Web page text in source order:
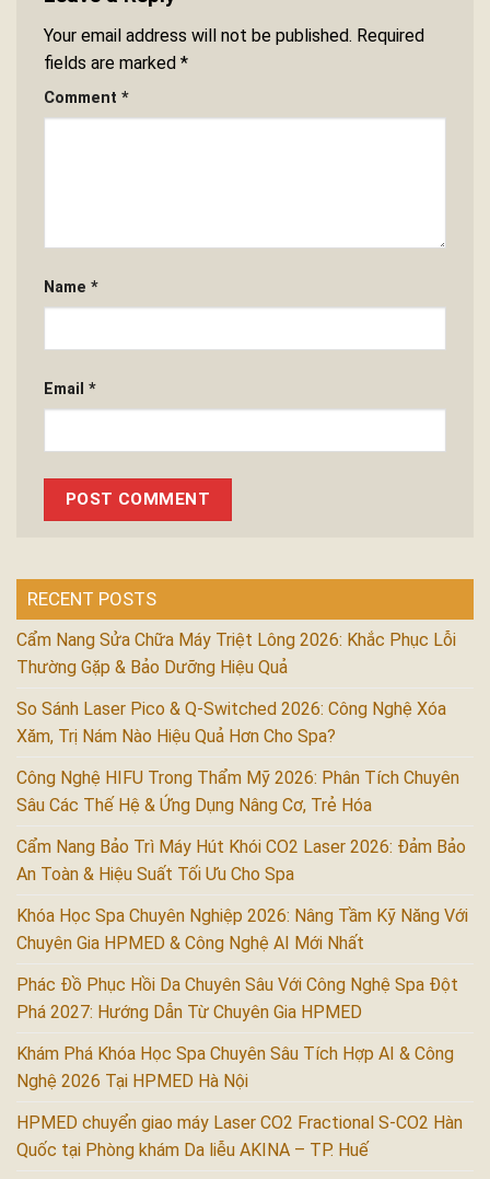
Your email address will not be published. Required
fields are marked *
Comment *
Name *
Email *
RECENT POSTS
Cẩm Nang Sửa Chữa Máy Triệt Lông 2026: Khắc Phục Lỗi
Thường Gặp & Bảo Dưỡng Hiệu Quả
So Sánh Laser Pico & Q-Switched 2026: Công Nghệ Xóa
Xăm, Trị Nám Nào Hiệu Quả Hơn Cho Spa?
Công Nghệ HIFU Trong Thẩm Mỹ 2026: Phân Tích Chuyên
Sâu Các Thế Hệ & Ứng Dụng Nâng Cơ, Trẻ Hóa
Cẩm Nang Bảo Trì Máy Hút Khói CO2 Laser 2026: Đảm Bảo
An Toàn & Hiệu Suất Tối Ưu Cho Spa
Khóa Học Spa Chuyên Nghiệp 2026: Nâng Tầm Kỹ Năng Với
Chuyên Gia HPMED & Công Nghệ AI Mới Nhất
Phác Đồ Phục Hồi Da Chuyên Sâu Với Công Nghệ Spa Đột
Phá 2027: Hướng Dẫn Từ Chuyên Gia HPMED
Khám Phá Khóa Học Spa Chuyên Sâu Tích Hợp AI & Công
Nghệ 2026 Tại HPMED Hà Nội
HPMED chuyển giao máy Laser CO2 Fractional S-CO2 Hàn
Quốc tại Phòng khám Da liễu AKINA – TP. Huế